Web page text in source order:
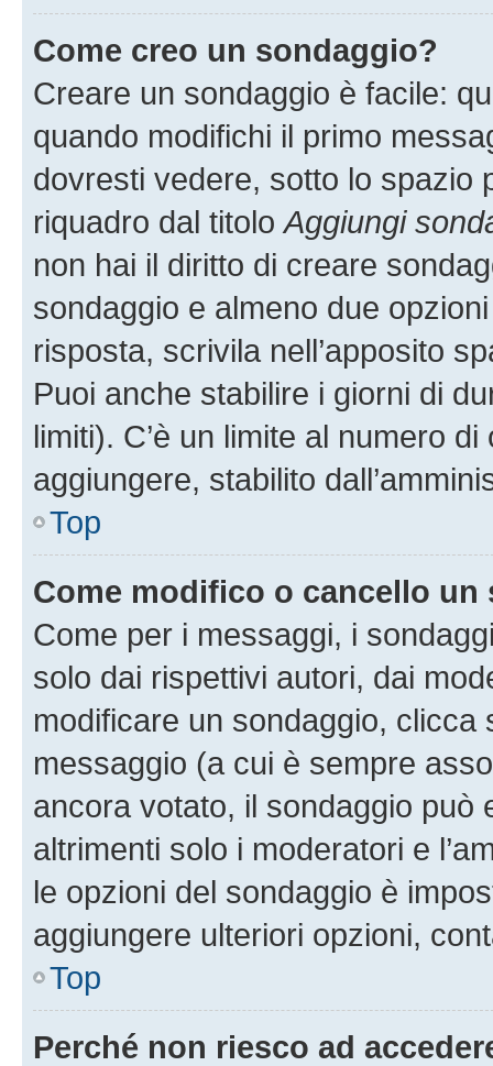
Come creo un sondaggio?
Creare un sondaggio è facile:
quando modifichi il primo
dovresti vedere, sotto lo spazio
riquadro dal titoloAggiungi
non hai il diritto di creare
sondaggio e almeno due
risposta, scrivila nell’apposito
Puoi anche stabilire i giorni di
limiti). C’è un limite al numero
aggiungere, stabilito
Top
Come modifico o cancello un
Come per i messaggi, i
solo dai rispettivi autori, dai
modificare un sondaggio,
messaggio (a cui è sempre
ancora votato, il sondaggio può
altrimenti solo i moderatori e
le opzioni del sondaggio è
aggiungere ulteriori opzioni,
Top
Perché non riesco ad